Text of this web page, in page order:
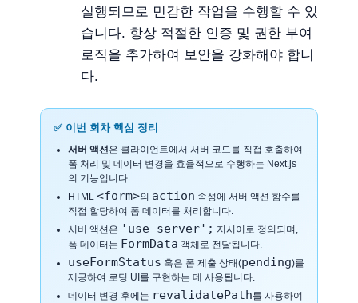
실행되므로 민감한 작업을 수행할 수 있
습니다. 항상 적절한 인증 및 권한 부여
로직을 추가하여 보안을 강화해야 합니
다.
✅ 이번 회차 핵심 정리
서버 액션은 클라이언트에서 서버 코드를 직접 호출하여
폼 처리 및 데이터 변경을 효율적으로 수행하는 Next.js
의 기능입니다.
HTML <form>의 action 속성에 서버 액션 함수를
직접 할당하여 폼 데이터를 처리합니다.
서버 액션은 'use server'; 지시어로 정의되며,
폼 데이터는 FormData 객체로 전달됩니다.
useFormStatus 훅은 폼 제출 상태(pending)를
제공하여 로딩 UI를 구현하는 데 사용됩니다.
데이터 변경 후에는 revalidatePath를 사용하여